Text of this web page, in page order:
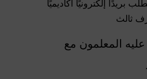
بريدًا إلكترونيًا أكاديميًا
ثالث
المعلمون مع